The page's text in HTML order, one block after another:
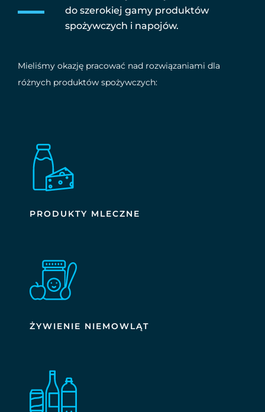
do szerokiej gamy produktów
spożywczych i napojów.
Mieliśmy okazję pracować nad rozwiązaniami dla
różnych produktów spożywczych:
PRODUKTY MLECZNE
ŻYWIENIE NIEMOWLĄT